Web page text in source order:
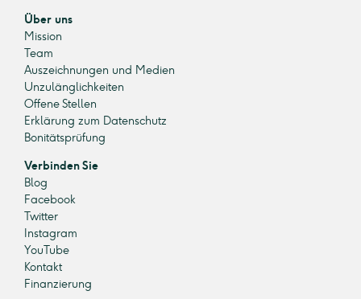
Über uns
Mission
Team
Auszeichnungen und Medien
Unzulänglichkeiten
Offene Stellen
Erklärung zum Datenschutz
Bonitätsprüfung
Verbinden Sie
Blog
Facebook
Twitter
Instagram
YouTube
Kontakt
Finanzierung